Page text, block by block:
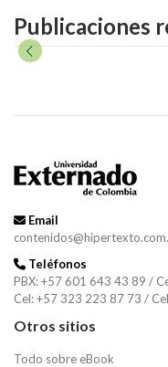
Publicaciones
Email
Teléfonos
PBX: +57 601 643 43 89 /
Cel: +57 323 223 87 73 /
Otros sitios
Todo sobre eBook